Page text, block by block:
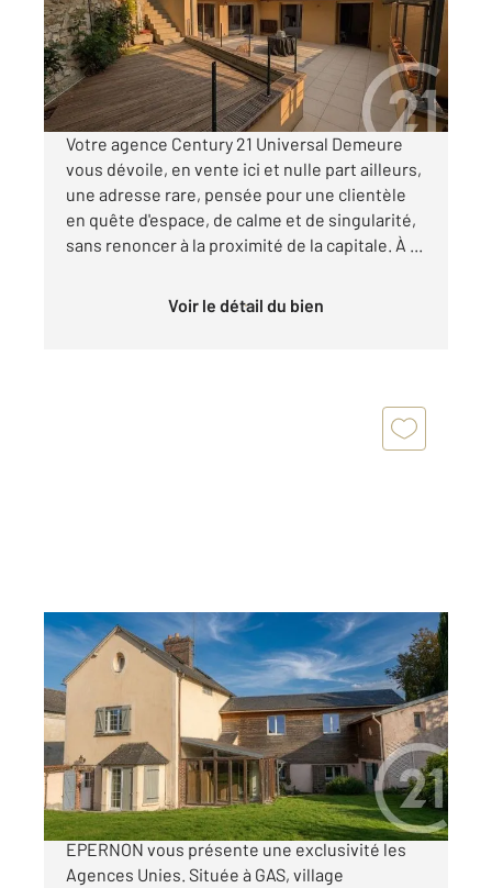
Maison à vendre
480 000 €
Visiter le site dédié
Votre agence Century 21 Universal Demeure
vous dévoile, en vente ici et nulle part ailleurs,
une adresse rare, pensée pour une clientèle
en quête d'espace, de calme et de singularité,
sans renoncer à la proximité de la capitale. À ...
Voir le détail du bien
EPERNON 28
140 m
2, 8 pièces
Ref : 3144
Maison à vendre
243 100 €
Votre agence Century 21 Universal Demeure
EPERNON vous présente une exclusivité les
Agences Unies. Située à GAS, village